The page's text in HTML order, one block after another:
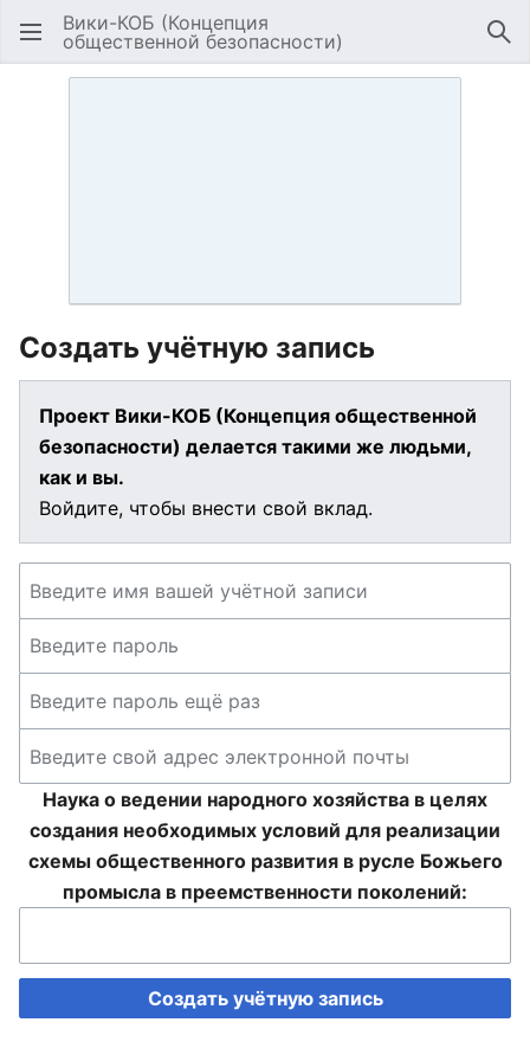
Открыть главное меню
Вики-КОБ (Концепция
общественной безопасности)
Создать учётную запись
Проект Вики-КОБ (Концепция общественной
безопасности) делается такими же людьми,
как и вы.
Войдите, чтобы внести свой вклад.
Наука о ведении народного хозяйства в целях
создания необходимых условий для реализации
схемы общественного развития в русле Божьего
промысла в преемственности поколений:
Создать учётную запись